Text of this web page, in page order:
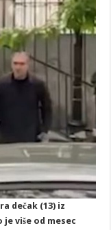
dečak (13) iz
je više od mesec